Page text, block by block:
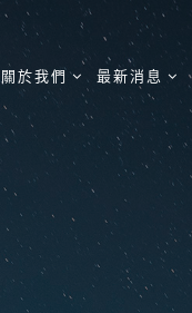
關於我們 最新消息